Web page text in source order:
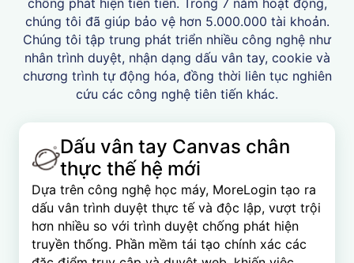
chống phát hiện tiên tiến. Trong 7 năm hoạt động,
chúng tôi đã giúp bảo vệ hơn 5.000.000 tài khoản.
Chúng tôi tập trung phát triển nhiều công nghệ như
nhân trình duyệt, nhận dạng dấu vân tay, cookie và
chương trình tự động hóa, đồng thời liên tục nghiên
cứu các công nghệ tiên tiến khác.
Dấu vân tay Canvas chân
thực thế hệ mới
Dựa trên công nghệ học máy, MoreLogin tạo ra
dấu vân trình duyệt thực tế và độc lập, vượt trội
hơn nhiều so với trình duyệt chống phát hiện
truyền thống. Phần mềm tái tạo chính xác các